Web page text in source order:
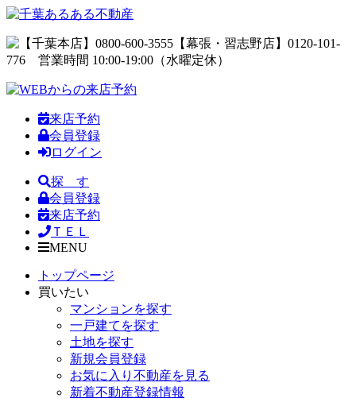
来店予約
会員登録
ログイン
探 す
会員登録
来店予約
ＴＥＬ
MENU
トップページ
買いたい
マンションを探す
一戸建てを探す
土地を探す
新規会員登録
お気に入り不動産を見る
新着不動産登録情報